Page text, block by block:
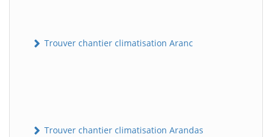
Trouver chantier climatisation Aranc
Trouver chantier climatisation Arandas